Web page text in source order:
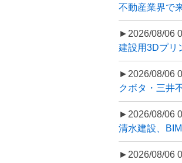
不動産業界で
►2026/08/06
建設用3Dプリ
►2026/08/06
クボタ・三井
►2026/08/06
清水建設、
►2026/08/06